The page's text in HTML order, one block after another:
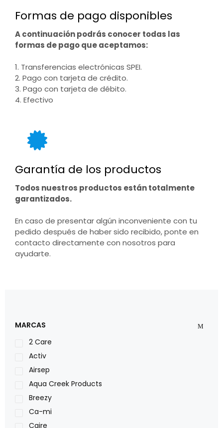
Formas de pago disponibles
A continuación podrás conocer todas las
formas de pago que aceptamos:
1. Transferencias electrónicas SPEI.
2. Pago con tarjeta de crédito.
3. Pago con tarjeta de débito.
4. Efectivo
Garantía de los productos
Todos nuestros productos están totalmente
garantizados.
En caso de presentar algún inconveniente con tu
pedido después de haber sido recibido, ponte en
contacto directamente con nosotros para
ayudarte.
MARCAS
2 Care
Activ
Airsep
Aqua Creek Products
Breezy
Ca-mi
Caire